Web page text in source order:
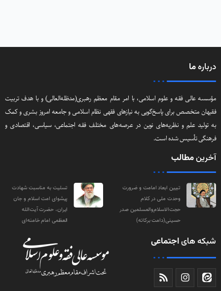
دربارهما
مؤسسه عالی فقه و علوم اسلامی، با امر مقام معظم رهبری(مد‌ظله‌العالی) و با هدف تربیت
فقیهان متخصص برای پاسخ‌گویی به نیازهای فقهی نظام اسلامی و جامعه امروز بشری و کمک
به تولید علم و نظریه‌های نوین در عرصه‌های مختلف فقه اجتماعی‌، سیاسی‌، اقتصادی و
فرهنگی تأسیس شده است.
آخرینمطالب
تبیین ابعاد امامت و ضرورت
وحدت ملی در کلام
حجت‌الاسلام‌والمسلمین صدر
حسینی(دامت‌ برکاته)
تسلیت به مناسبت شهادت
پیشوای امت اسلام و جان
ایران، حضرت آیت‌الله
العظمی امام خامنه‌ای
شبکه هایاجتماعی